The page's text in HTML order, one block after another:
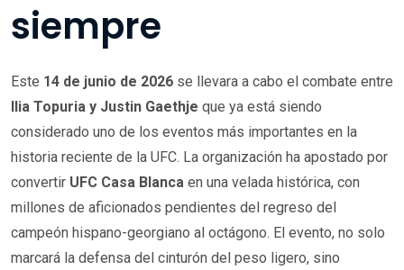
siempre
Este 14 de junio de 2026 se llevara a cabo el combate entre
Ilia Topuria y Justin Gaethje que ya está siendo
considerado uno de los eventos más importantes en la
historia reciente de la UFC. La organización ha apostado por
convertir UFC Casa Blanca en una velada histórica, con
millones de aficionados pendientes del regreso del
campeón hispano-georgiano al octágono. El evento, no solo
marcará la defensa del cinturón del peso ligero, sino